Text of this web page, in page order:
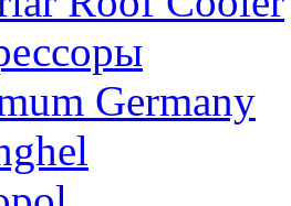
Germany